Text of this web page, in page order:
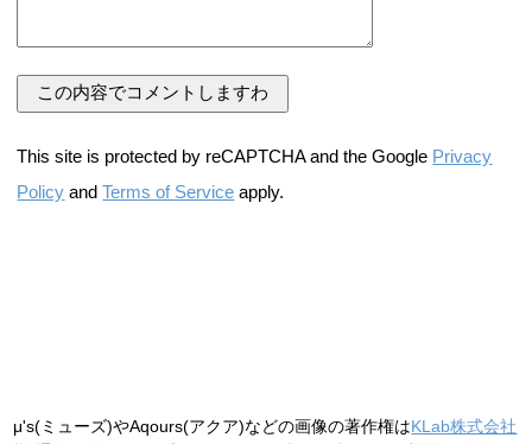
This site is protected by reCAPTCHA and the Google Privacy
Policy andTerms of Service apply.
μ's(ミューズ)やAqours(アクア)などの画像の著作権はKLab株式会社